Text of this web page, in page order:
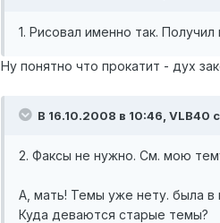
1. Рисовал именно так.
Ну понятно что прокатит - дух
В 16.10.2008 в 10:46, VLB40
2. Факсы не нужно. См. мою
А, мать! Темы уже нету. была в
Куда деваются старые темы?